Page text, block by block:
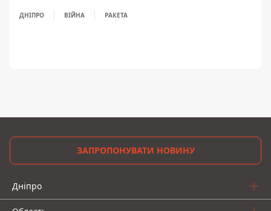
ДНІПРО ВІЙНА РАКЕТА
ЗАПРОПОНУВАТИ НОВИНУ
Дніпро